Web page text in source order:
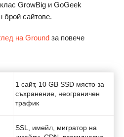
GrowBig и GoGeek
брой сайтове.
на Ground за повече
1 сайт, 10 GB SSD място за
съхранение, неограничен
трафик
SSL, имейл, мигратор на